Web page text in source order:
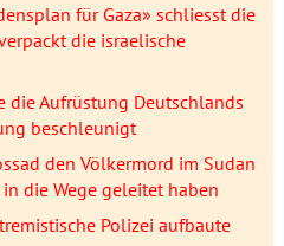
für Gaza» schliesst die
die israelische
die Aufrüstung Deutschlands
beschleunigt
den Völkermord im Sudan
die Wege geleitet haben
Polizei aufbaute